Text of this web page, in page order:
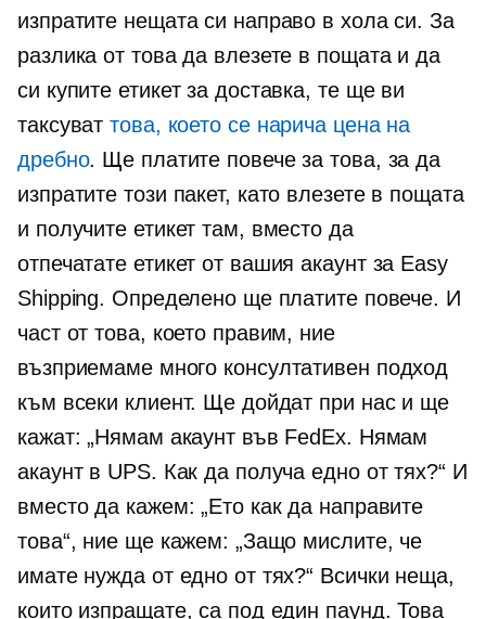
изпратите нещата си направо в хола си. За
разлика от това да влезете в пощата и да
си купите етикет за доставка, те ще ви
таксуваттова, което се нарича цена на
дребно. Ще платите повече за това, за да
изпратите този пакет, като влезете в пощата
и получите етикет там, вместо да
отпечатате етикет от вашия акаунт за Easy
Shipping. Определено ще платите повече. И
част от това, което правим, ние
възприемаме много консултативен подход
към всеки клиент. Ще дойдат при нас и ще
кажат: „Нямам акаунт във FedEx. Нямам
акаунт в UPS. Как да получа едно от тях?“ И
вместо да кажем: „Ето как да направите
това“, ние ще кажем: „Защо мислите, че
имате нужда от едно от тях?“ Всички неща,
които изпращате, са под един паунд. Това